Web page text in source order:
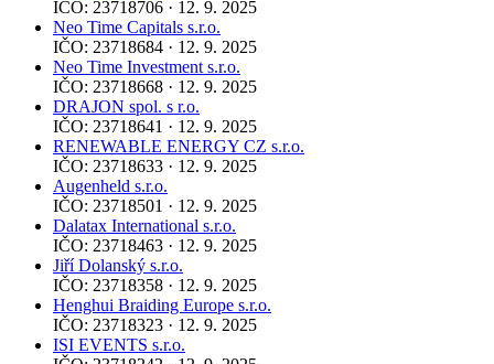
IČO: 23718706 · 12. 9. 2025
Neo Time Capitals s.r.o.
IČO: 23718684 · 12. 9. 2025
Neo Time Investment s.r.o.
IČO: 23718668 · 12. 9. 2025
DRAJON spol. s r.o.
IČO: 23718641 · 12. 9. 2025
RENEWABLE ENERGY CZ s.r.o.
IČO: 23718633 · 12. 9. 2025
Augenheld s.r.o.
IČO: 23718501 · 12. 9. 2025
Dalatax International s.r.o.
IČO: 23718463 · 12. 9. 2025
Jiří Dolanský s.r.o.
IČO: 23718358 · 12. 9. 2025
Henghui Braiding Europe s.r.o.
IČO: 23718323 · 12. 9. 2025
ISI EVENTS s.r.o.